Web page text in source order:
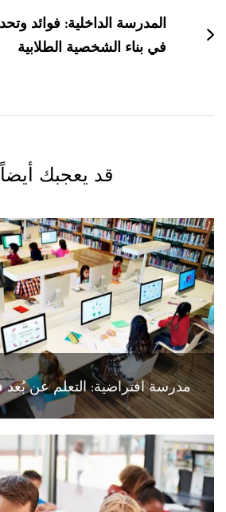
المدرسة الداخلية: فوائد
في بناء الشخصية الطلابية
قد يعجبك
مدرسة افتراضية: التعلم عن